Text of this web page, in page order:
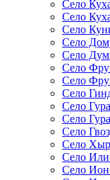
Село
Село
Село
Село
Село
Село
Село
Село
Село
Село
Село
Село
Село
Село